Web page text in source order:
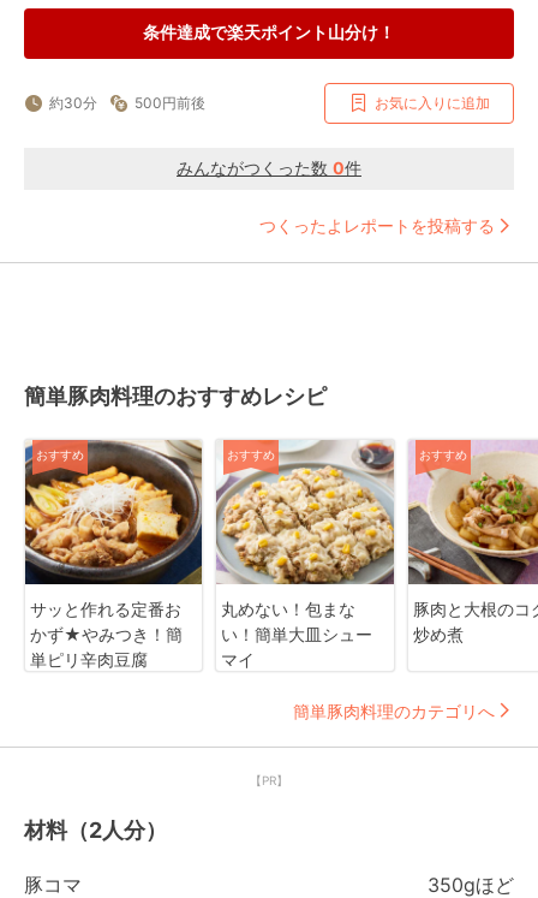
条件達成で楽天ポイント山分け！
約30分 500円前後 お気に入りに追加
みんながつくった数 0件
つくったよレポートを投稿する
簡単豚肉料理のおすすめレシピ
おすすめ
サッと作れる定番お
かず★やみつき！簡
単ピリ辛肉豆腐
おすすめ
丸めない！包まな
い！簡単大皿シュー
マイ
おすすめ
豚肉と大根のコ
炒め煮
簡単豚肉料理のカテゴリへ
【PR】
材料（2人分）
豚コマ 350gほど